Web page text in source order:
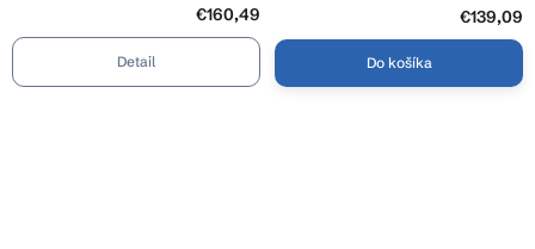
€160,49
Detail
€139,09
Do košíka